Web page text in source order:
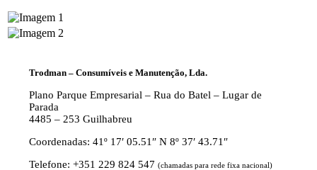
Trodman – Consumíveis e Manutenção, Lda.
Plano Parque Empresarial – Rua do Batel – Lugar de
Parada
4485 – 253 Guilhabreu
Coordenadas: 41º 17′ 05.51″ N 8º 37′ 43.71″
Telefone: +351 229 824 547(chamadas para rede fixa nacional)